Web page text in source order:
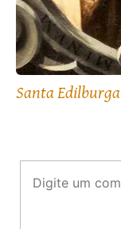
Santa Edilburga